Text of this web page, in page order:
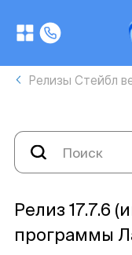
Релизы Стейбл
Релиз 17.7.6
программы